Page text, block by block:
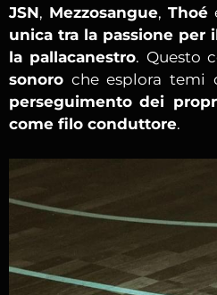
JSN, Mezzosangue, Thoé
unica tra la passione per
la pallacanestro. Questo
sonoro che esplora temi
perseguimento dei
come filo conduttore.